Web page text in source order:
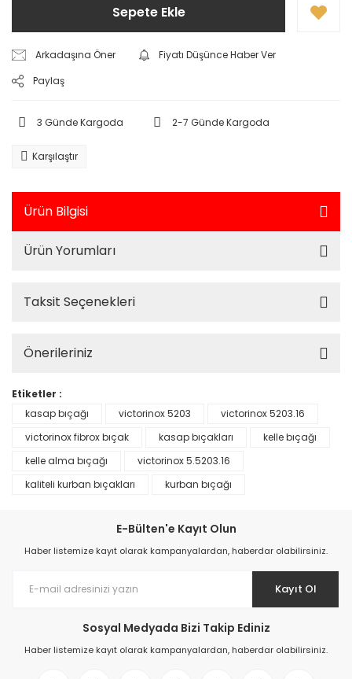
Sepete Ekle
Arkadaşına Öner
Fiyatı Düşünce Haber Ver
Paylaş
3 Günde Kargoda 2-7 Günde Kargoda
Karşılaştır
Ürün Bilgisi
Ürün Yorumları
Taksit Seçenekleri
Önerileriniz
Etiketler :
kasap bıçağı
victorinox 5203
victorinox 5203.16
victorinox fibrox bıçak
kasap bıçakları
kelle bıçağı
kelle alma bıçağı
victorinox 5.5203.16
kaliteli kurban bıçakları
kurban bıçağı
E-Bülten'e Kayıt Olun
Haber listemize kayıt olarak kampanyalardan, haberdar olabilirsiniz.
Kayıt Ol
Sosyal Medyada Bizi Takip Ediniz
Haber listemize kayıt olarak kampanyalardan, haberdar olabilirsiniz.